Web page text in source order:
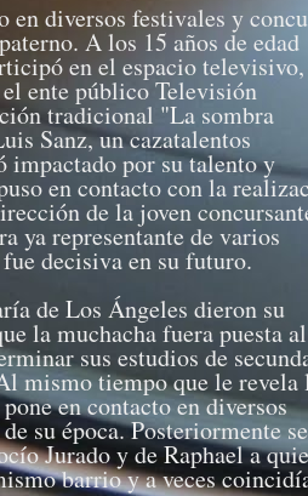
diversos festivales y
A los 15 años de edad
en el espacio
ente público Televisión
tradicional "La sombra
Sanz, un cazatalentos
impactado por su talento y
en contacto con la
de la joven
ya representante de varios
decisiva en su futuro.
de Los Ángeles dieron su
la muchacha fuera puesta al
sus estudios de
mismo tiempo que le revela
en contacto en diversos
su época. Posteriormente se
Jurado y de Raphael a
barrio y a veces